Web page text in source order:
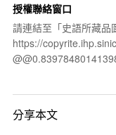
授權聯絡窗口
請連結至「史語所藏品
https://
分享本文